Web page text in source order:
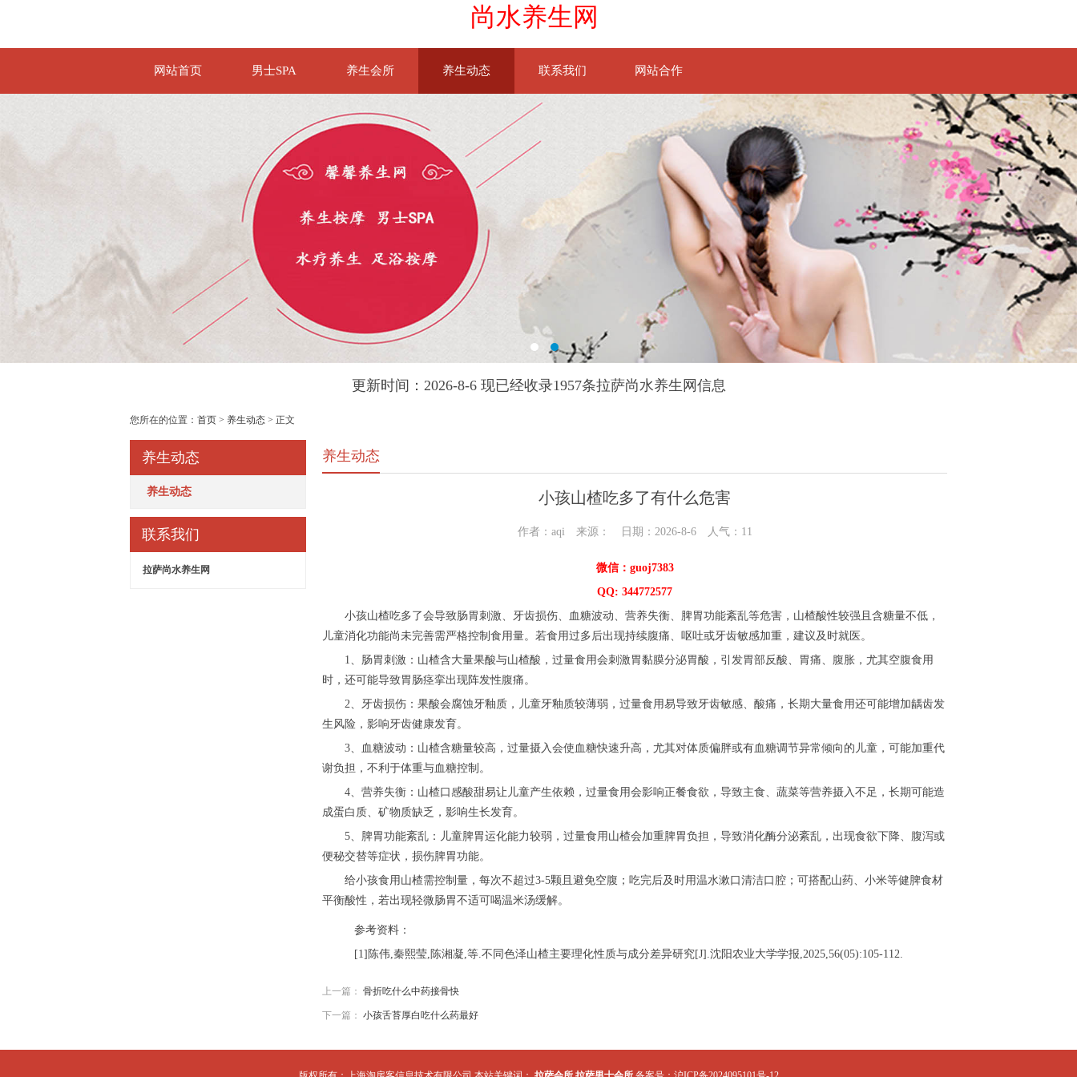
尚水养生网
网站首页 男士SPA 养生会所 养生动态 联系我们 网站合作
更新时间：2026-8-6 现已经收录1957条拉萨尚水养生网信息
您所在的位置： 首页 > 养生动态 > 正文
养生动态
养生动态
联系我们
拉萨尚水养生网
养生动态
小孩山楂吃多了有什么危害
作者：aqi 来源： 日期：2026-8-6 人气： 11
微信：guoj7383
QQ: 344772577
小孩山楂吃多了会导致肠胃刺激、牙齿损伤、血糖波动、营养失衡、脾胃功能紊乱等危害，山楂酸性较强且含糖量不低，
儿童消化功能尚未完善需严格控制食用量。若食用过多后出现持续腹痛、呕吐或牙齿敏感加重，建议及时就医。
1、肠胃刺激：山楂含大量果酸与山楂酸，过量食用会刺激胃黏膜分泌胃酸，引发胃部反酸、胃痛、腹胀，尤其空腹食用
时，还可能导致胃肠痉挛出现阵发性腹痛。
2、牙齿损伤：果酸会腐蚀牙釉质，儿童牙釉质较薄弱，过量食用易导致牙齿敏感、酸痛，长期大量食用还可能增加龋齿发
生风险，影响牙齿健康发育。
3、血糖波动：山楂含糖量较高，过量摄入会使血糖快速升高，尤其对体质偏胖或有血糖调节异常倾向的儿童，可能加重代
谢负担，不利于体重与血糖控制。
4、营养失衡：山楂口感酸甜易让儿童产生依赖，过量食用会影响正餐食欲，导致主食、蔬菜等营养摄入不足，长期可能造
成蛋白质、矿物质缺乏，影响生长发育。
5、脾胃功能紊乱：儿童脾胃运化能力较弱，过量食用山楂会加重脾胃负担，导致消化酶分泌紊乱，出现食欲下降、腹泻或
便秘交替等症状，损伤脾胃功能。
给小孩食用山楂需控制量，每次不超过3-5颗且避免空腹；吃完后及时用温水漱口清洁口腔；可搭配山药、小米等健脾食材
平衡酸性，若出现轻微肠胃不适可喝温米汤缓解。
参考资料：
[1]陈伟,秦熙莹,陈湘凝,等.不同色泽山楂主要理化性质与成分差异研究[J].沈阳农业大学学报,2025,56(05):105-112.
上一篇： 骨折吃什么中药接骨快
下一篇： 小孩舌苔厚白吃什么药最好